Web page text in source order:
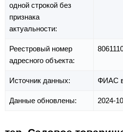
одной строкой без
признака
актуальности:
Реестровый номер
адресного объекта:
Источник данных: ФИАС
Данные обновлены: 2024-